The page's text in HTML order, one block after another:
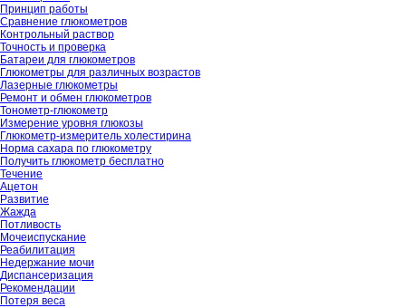
Принцип работы
Сравнение глюкометров
Контрольный раствор
Точность и проверка
Батареи для глюкометров
Глюкометры для различных возрастов
Лазерные глюкометры
Ремонт и обмен глюкометров
Тонометр-глюкометр
Измерение уровня глюкозы
Глюкометр-измеритель холестирина
Норма сахара по глюкометру
Получить глюкометр бесплатно
Течение
Ацетон
Развитие
Жажда
Потливость
Мочеиспускание
Реабилитация
Недержание мочи
Диспансеризация
Рекомендации
Потеря веса